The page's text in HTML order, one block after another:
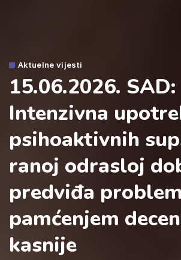
Aktuelne vijesti
15.06.2026. SAD:
Intenzivna
psihoaktivnih
ranoj odrasloj
predviđa
pamćenjem
kasnije